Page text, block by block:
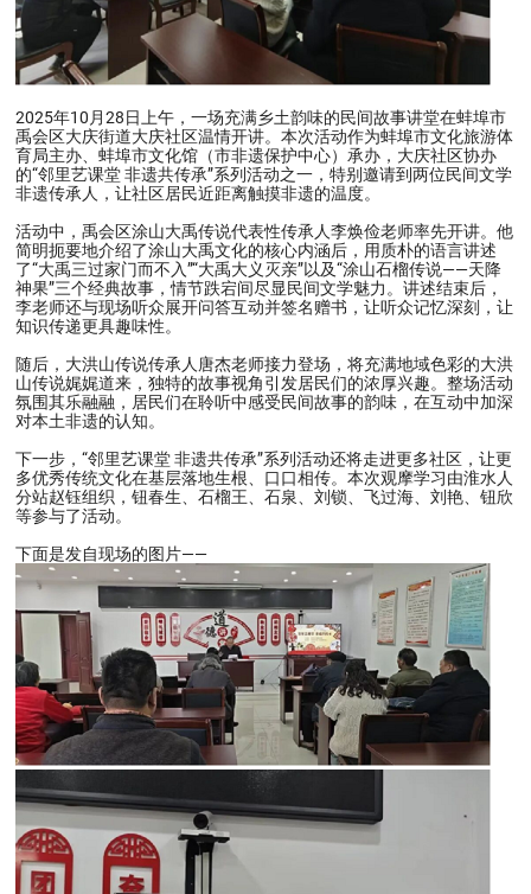
2025年10月28日上午，一场充满乡土韵味的民间故事讲堂在蚌埠市
禹会区大庆街道大庆社区温情开讲。本次活动作为蚌埠市文化旅游体
育局主办、蚌埠市文化馆（市非遗保护中心）承办，大庆社区协办
的“邻里艺课堂 非遗共传承”系列活动之一，特别邀请到两位民间文学
非遗传承人，让社区居民近距离触摸非遗的温度。
活动中，禹会区涂山大禹传说代表性传承人李焕俭老师率先开讲。他
简明扼要地介绍了涂山大禹文化的核心内涵后，用质朴的语言讲述
了“大禹三过家门而不入”“大禹大义灭亲”以及“涂山石榴传说——天降
神果”三个经典故事，情节跌宕间尽显民间文学魅力。讲述结束后，
李老师还与现场听众展开问答互动并签名赠书，让听众记忆深刻，让
知识传递更具趣味性。
随后，大洪山传说传承人唐杰老师接力登场，将充满地域色彩的大洪
山传说娓娓道来，独特的故事视角引发居民们的浓厚兴趣。整场活动
氛围其乐融融，居民们在聆听中感受民间故事的韵味，在互动中加深
对本土非遗的认知。
下一步，“邻里艺课堂 非遗共传承”系列活动还将走进更多社区，让更
多优秀传统文化在基层落地生根、口口相传。本次观摩学习由淮水人
分站赵钰组织，钮春生、石榴王、石泉、刘锁、飞过海、刘艳、钮欣
等参与了活动。
下面是发自现场的图片——